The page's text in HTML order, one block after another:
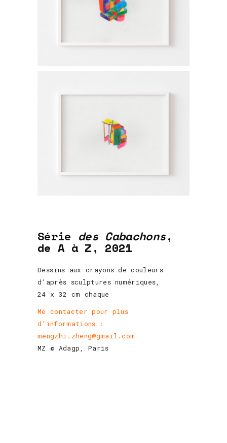
Série des Cabachons,
de A à Z, 2021
Dessins aux crayons de couleurs
d’après sculptures numériques,
24 x 32 cm chaque
Me contacter pour plus
d’informations :
mengzhi.zheng@gmail.com
MZ © Adagp, Paris